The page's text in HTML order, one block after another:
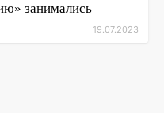
занимались
19.07.2023